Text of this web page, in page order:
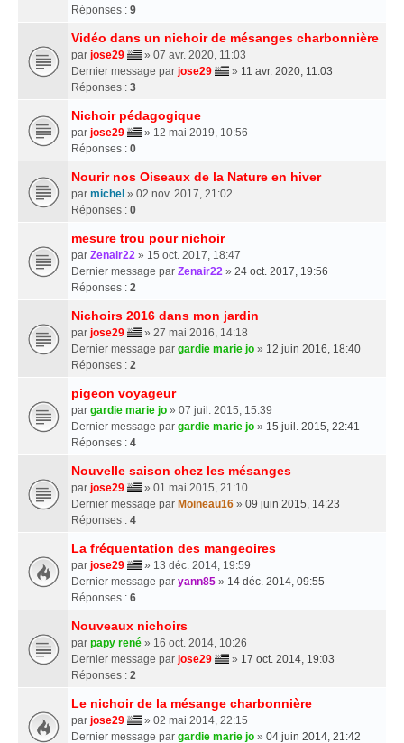
Réponses : 9
Vidéo dans un nichoir de mésanges charbonnière
par jose29
» 07 avr. 2020, 11:03
Dernier message par jose29 » 11 avr. 2020, 11:03
Réponses : 3
Nichoir pédagogique
par jose29
» 12 mai 2019, 10:56
Réponses : 0
Nourir nos Oiseaux de la Nature en hiver
par michel » 02 nov. 2017, 21:02
Réponses : 0
mesure trou pour nichoir
par Zenair22 » 15 oct. 2017, 18:47
Dernier message par Zenair22 » 24 oct. 2017, 19:56
Réponses : 2
Nichoirs 2016 dans mon jardin
par jose29
» 27 mai 2016, 14:18
Dernier message par gardie marie jo » 12 juin 2016, 18:40
Réponses : 2
pigeon voyageur
par gardie marie jo » 07 juil. 2015, 15:39
Dernier message par gardie marie jo » 15 juil. 2015, 22:41
Réponses : 4
Nouvelle saison chez les mésanges
par jose29
» 01 mai 2015, 21:10
Dernier message par Moineau16 » 09 juin 2015, 14:23
Réponses : 4
La fréquentation des mangeoires
par jose29
» 13 déc. 2014, 19:59
Dernier message par yann85 » 14 déc. 2014, 09:55
Réponses : 6
Nouveaux nichoirs
par papy rené » 16 oct. 2014, 10:26
Dernier message par jose29 » 17 oct. 2014, 19:03
Réponses : 2
Le nichoir de la mésange charbonnière
par jose29
» 02 mai 2014, 22:15
Dernier message par gardie marie jo » 04 juin 2014, 21:42